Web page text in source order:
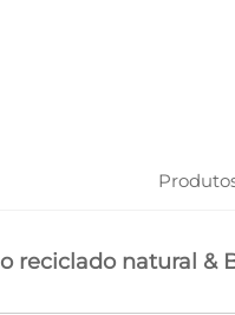
reciclado natural &